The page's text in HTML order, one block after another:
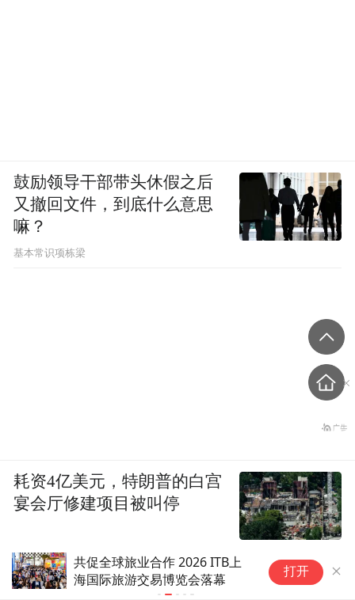
共促全球旅业合作 2026 ITB上
海国际旅游交易博览会落幕
2026全球智能
12月举办
打开
鼓励领导干部带头休假之后
又撤回文件，到底什么意思
嘛？
基本常识项栋梁
耗资4亿美元，特朗普的白宫
宴会厅修建项目被叫停